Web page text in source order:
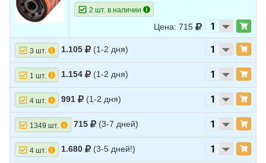
2 шт. в наличии
Цена: 715
3 шт. 1.105 (1-2 дня)
1 шт. 1.154 (1-2 дня)
4 шт. 991 (1-2 дня)
1349 шт. 715 (3-7 дней)
4 шт. 1.680 (3-5 дней!)